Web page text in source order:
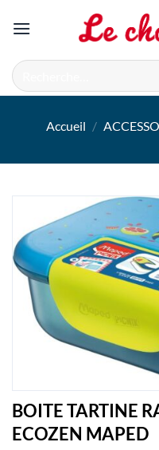
Recherche
pour :
Accueil /
BOITE TARTINE
ECOZEN MAPED